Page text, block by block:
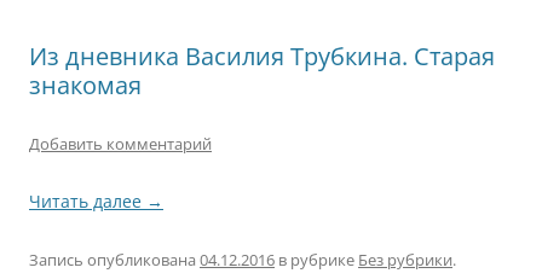
Из дневника Василия Трубкина. Старая
знакомая
Добавить комментарий
Читать далее →
Запись опубликована 04.12.2016 в рубрике Без рубрики.